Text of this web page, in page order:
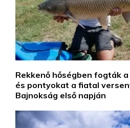
Rekkenő hőségben fogták
és pontyokat a fiatal
Bajnokság első napján